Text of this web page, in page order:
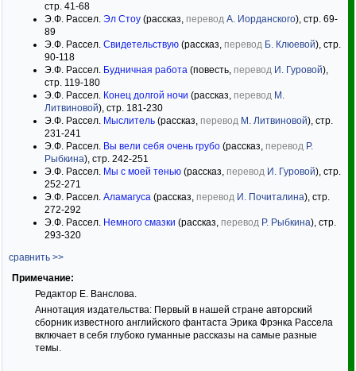
стр. 41-68
Э.Ф. Рассел. Эл Стоу (рассказ, перевод А. Иорданского), стр. 69-
89
Э.Ф. Рассел. Свидетельствую (рассказ, перевод Б. Клюевой), стр.
90-118
Э.Ф. Рассел. Будничная работа (повесть, перевод И. Гуровой),
стр. 119-180
Э.Ф. Рассел. Конец долгой ночи (рассказ, перевод М.
Литвиновой), стр. 181-230
Э.Ф. Рассел. Мыслитель (рассказ, перевод М. Литвиновой), стр.
231-241
Э.Ф. Рассел. Вы вели себя очень грубо (рассказ, перевод Р.
Рыбкина), стр. 242-251
Э.Ф. Рассел. Мы с моей тенью (рассказ, перевод И. Гуровой), стр.
252-271
Э.Ф. Рассел. Аламагуса (рассказ, перевод И. Почиталина), стр.
272-292
Э.Ф. Рассел. Немного смазки (рассказ, перевод Р. Рыбкина), стр.
293-320
сравнить >>
Примечание:
Редактор Е. Ванслова.
Аннотация издательства: Первый в нашей стране авторский
сборник известного английского фантаста Эрика Фрэнка Рассела
включает в себя глубоко гуманные рассказы на самые разные
темы.